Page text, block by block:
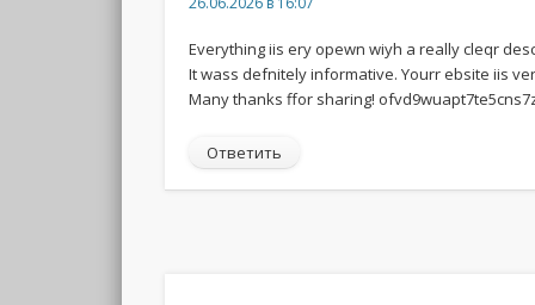
Everything iis ery opewn wiyh a really cleqr
It wass defnitely informative. Yourr ebsite iis
Many thanks ffor sharing!
Ответить